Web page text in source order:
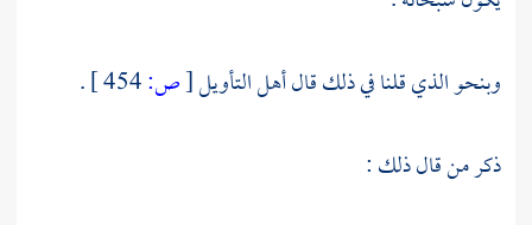
وبنحو الذي قلنا في ذلك قال أهل التأويل[ص:
.
ذكر من قال ذلك :